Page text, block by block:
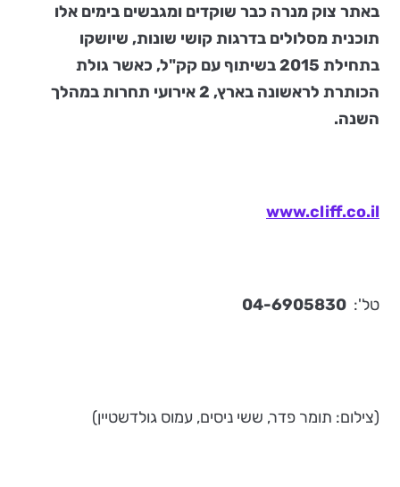
באתר צוק מנרה כבר שוקדים ומגבשים בימים אלו
תוכנית מסלולים בדרגות קושי שונות, שיושקו
בתחילת 2015 בשיתוף עם קק"ל, כאשר גולת
הכותרת לראשונה בארץ, 2 אירועי תחרות במהלך
השנה.
www.cliff.co.il
טל': 04-6905830
(צילום: תומר פדר, ששי ניסים, עמוס גולדשטיין)